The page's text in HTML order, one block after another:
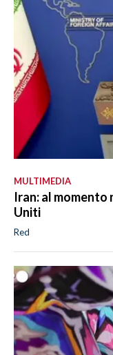
MULTIMEDIA
Iran: al
Uniti
Red